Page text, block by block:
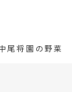
尾将園の野菜